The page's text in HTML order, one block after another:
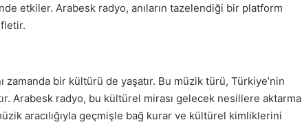
etkiler. Arabesk radyo, anıların tazelendiği bir platform
bir kültürü de yaşatır. Bu müzik türü, Türkiye’nin
Arabesk radyo, bu kültürel mirası gelecek nesillere aktarma
aracılığıyla geçmişle bağ kurar ve kültürel kimliklerini